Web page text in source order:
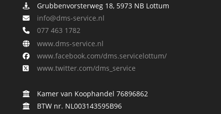
Grubbenvorsterweg 18, 5973 NB Lottum
info@dms-service.nl
077 463 1782
www.dms-service.nl
www.facebook.com/dms.servicelottum/
www.twitter.com/dms_service
Kamer van Koophandel 76896862
BTW nr. NL003143595B96